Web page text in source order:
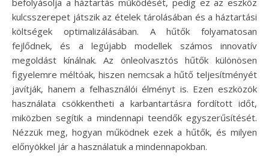
befolyásolja a háztartás működését, pedig ez az eszköz
kulcsszerepet játszik az ételek tárolásában és a háztartási
költségek optimalizálásában. A hűtők folyamatosan
fejlődnek, és a legújabb modellek számos innovatív
megoldást kínálnak. Az önleolvasztós hűtők különösen
figyelemre méltóak, hiszen nemcsak a hűtő teljesítményét
javítják, hanem a felhasználói élményt is. Ezen eszközök
használata csökkentheti a karbantartásra fordított időt,
miközben segítik a mindennapi teendők egyszerűsítését.
Nézzük meg, hogyan működnek ezek a hűtők, és milyen
előnyökkel jár a használatuk a mindennapokban.